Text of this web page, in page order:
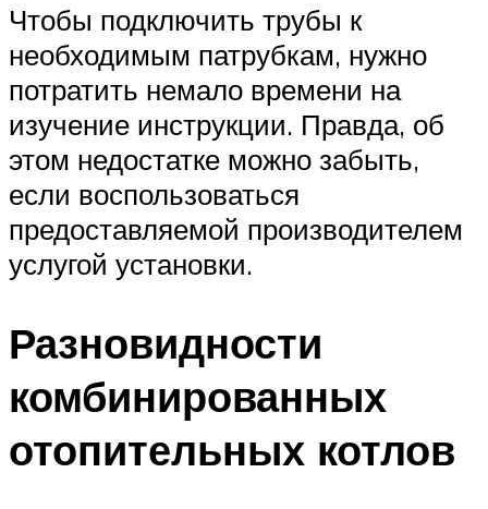
Чтобы подключить трубы к
необходимым патрубкам, нужно
потратить немало времени на
изучение инструкции. Правда, об
этом недостатке можно забыть,
если воспользоваться
предоставляемой производителем
услугой установки.
Разновидности
комбинированных
отопительных котлов